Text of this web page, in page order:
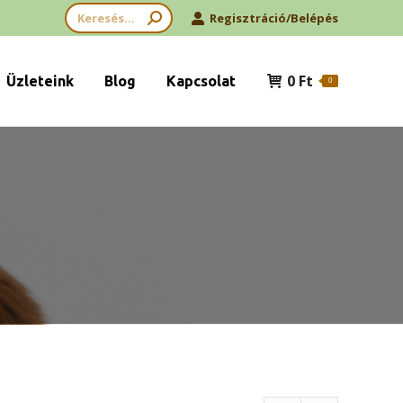
Search: Regisztráció/Belépés
Üzleteink Blog Kapcsolat 0 Ft 0